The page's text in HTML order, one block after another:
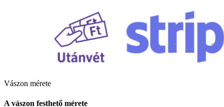
Vászon mérete
A vászon festhető mérete